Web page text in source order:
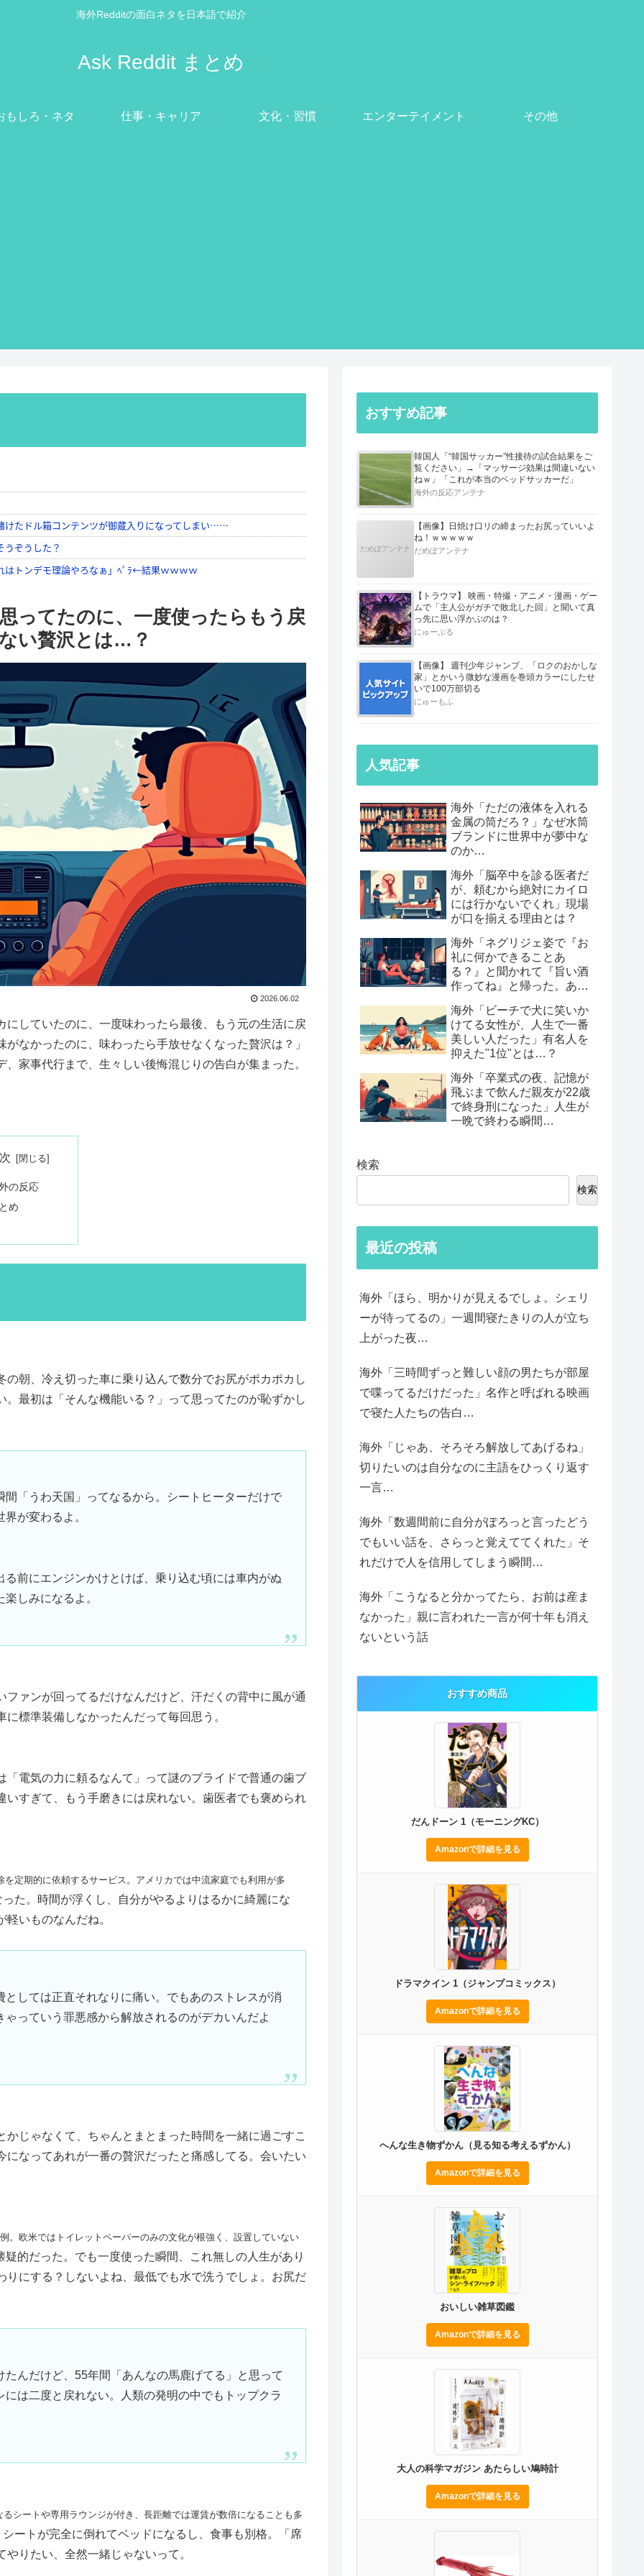
海外Redditの面白ネタを日本語で紹介
Ask Reddit まとめ
もしろ・ネタ 仕事・キャリア 文化・習慣 エンターテイメント その他
ってたのに、一度使ったらもう戻
い贅沢とは…？
2026.06.02
していたのに、一度味わったら最後、もう元の生活に戻
なかったのに、味わったら手放せなくなった贅沢は？」
家事代行まで、生々しい後悔混じりの告白が集まった。
の反応
め
朝、冷え切った車に乗り込んで数分でお尻がポカポカし
最初は「そんな機能いる？」って思ってたのが恥ずかし
「うわ天国」ってなるから。シートヒーターだけで
が変わるよ。
前にエンジンかけとけば、乗り込む頃には車内がぬ
しみになるよ。
ァンが回ってるだけなんだけど、汗だくの背中に風が通
標準装備しなかったんだって毎回思う。
電気の力に頼るなんて」って謎のプライドで普通の歯ブ
すぎて、もう手磨きには戻れない。歯医者でも褒められ
定期的に依頼するサービス。アメリカでは中流家庭でも利用が多
た。時間が浮くし、自分がやるよりはるかに綺麗にな
いものなんだね。
しては正直それなりに痛い。でもあのストレスが消
っていう罪悪感から解放されるのがデカいんだよ
じゃなくて、ちゃんとまとまった時間を一緒に過ごすこ
なってあれが一番の贅沢だったと痛感してる。会いたい
欧米ではトイレットペーパーのみの文化が根強く、設置していない
的だった。でも一度使った瞬間、これ無しの人生があり
にする？しないよね、最低でも水で洗うでしょ。お尻だ
んだけど、55年間「あんなの馬鹿げてる」と思って
は二度と戻れない。人類の発明の中でもトップクラ
シートや専用ラウンジが付き、長距離では運賃が数倍になることも多
ートが完全に倒れてベッドになるし、食事も別格。「席
りたい、全然一緒じゃないって。
おすすめ記事
韓国人「“韓国サッカー”性接待の試合結果をご
覧ください」→「マッサージ効果は間違いない
ねｗ」「これが本当のベッドサッカーだ」
海外の反応アンテナ
だめぽアンテナ
【画像】日焼け口リの締まったお尻っていいよ
ね！ｗｗｗｗｗ
だめぽアンテナ
【トラウマ】 映画・特撮・アニメ・漫画・ゲー
ムで「主人公がガチで敗北した回」と聞いて真
っ先に思い浮かぶのは？
にゅーぷる
【画像】 週刊少年ジャンプ、「ロクのおかしな
家」とかいう微妙な漫画を巻頭カラーにしたせ
いで100万部切る
にゅーもふ
人気記事
海外「ただの液体を入れる
金属の筒だろ？」なぜ水筒
ブランドに世界中が夢中な
のか…
海外「脳卒中を診る医者だ
が、頼むから絶対にカイロ
には行かないでくれ」現場
が口を揃える理由とは？
海外「ネグリジェ姿で『お
礼に何かできることあ
る？』と聞かれて『旨い酒
作ってね』と帰った。あれ
る男たちの後悔談…
海外「ビーチで犬に笑いか
けてる女性が、人生で一番
美しい人だった」有名人を
抑えた"1位"とは…？
海外「卒業式の夜、記憶が
飛ぶまで飲んだ親友が22歳
で終身刑になった」人生が
一晩で終わる瞬間…
検索
検索
最近の投稿
海外「ほら、明かりが見えるでしょ。シェリ
ーが待ってるの」一週間寝たきりの人が立ち
上がった夜…
海外「三時間ずっと難しい顔の男たちが部屋
で喋ってるだけだった」名作と呼ばれる映画
で寝た人たちの告白…
海外「じゃあ、そろそろ解放してあげるね」
切りたいのは自分なのに主語をひっくり返す
一言…
海外「数週間前に自分がぽろっと言ったどう
でもいい話を、さらっと覚えててくれた」そ
れだけで人を信用してしまう瞬間…
海外「こうなると分かってたら、お前は産ま
なかった」親に言われた一言が何十年も消え
ないという話
おすすめ商品
だんドーン 1（モーニングKC）
Amazonで詳細を見る
ドラマクイン 1（ジャンプコミックス）
Amazonで詳細を見る
へんな生き物ずかん（見る知る考えるずかん）
Amazonで詳細を見る
おいしい雑草図鑑
Amazonで詳細を見る
大人の科学マガジン あたらしい鳩時計
Amazonで詳細を見る